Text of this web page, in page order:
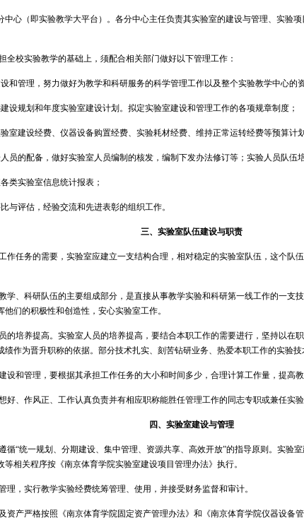
中心（即实验教学大平台）。各分中心主任负责其实验室的建设与管理、实验
全校实验教学的基础上，须配合相关部门做好以下管理工作：
设和管理，努力做好为教学和科研服务的科学管理工作以及整个实验教学中心的
建设规划和年度实验室建设计划。拟定实验室建设和管理工作的各项规章制度；
验室建设经费、仪器设备购置经费、实验耗材经费、维持正常运转经费等预算计
人员的配备，做好实验室人员编制的核发，编制下发办法修订等；实验人员队伍
类实验室信息统计报表；
与评估，经验交流和先进表彰的组织工作。
三、实验室队伍建设与职责
作任务的需要，实验室应建立一支结构合理，相对稳定的实验室队伍，这个队
学、科研队伍的主要组成部分，是直接从事教学实验和科研第一线工作的一支
们的积极性和创造性，安心实验室工作。
的培养提高。实验室人员的培养提高，要结合本职工作的需要进行，坚持以在
作为晋升职称的依据。部分技术扎实、刻苦钻研业务、热爱本职工作的实验
设和管理，要根据其承担工作任务的大小和时间多少，合理计算工作量，提高
好、作风正、工作认真负责并有相应职称能胜任管理工作的同志专职或兼任实
四、实验室建设与管理
循“统一规划、分期建设、集中管理、资源共享、高效开放”的指导原则。实验
等相关程序按《南京体育学院实验室建设项目管理办法》执行。
理，实行教学实验经费统筹管理、使用，并接受财务监督和审计。
资产严格按照《南京体育学院固定资产管理办法》和《南京体育学院仪器设备